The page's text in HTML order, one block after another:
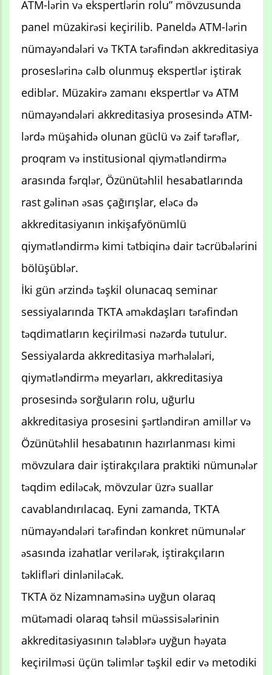
ATM-lərin və ekspertlərin rolu” mövzusunda
panel müzakirəsi keçirilib. Paneldə ATM-lərin
nümayəndələri və TKTA tərəfindən akkreditasiya
proseslərinə cəlb olunmuş ekspertlər iştirak
ediblər. Müzakirə zamanı ekspertlər və ATM
nümayəndələri akkreditasiya prosesində ATM-
lərdə müşahidə olunan güclü və zəif tərəflər,
proqram və institusional qiymətləndirmə
arasında fərqlər, Özünütəhlil hesabatlarında
rast gəlinən əsas çağırışlar, eləcə də
akkreditasiyanın inkişafyönümlü
qiymətləndirmə kimi tətbiqinə dair təcrübələrini
bölüşüblər.
İki gün ərzində təşkil olunacaq seminar
sessiyalarında TKTA əməkdaşları tərəfindən
təqdimatların keçirilməsi nəzərdə tutulur.
Sessiyalarda akkreditasiya mərhələləri,
qiymətləndirmə meyarları, akkreditasiya
prosesində sorğuların rolu, uğurlu
akkreditasiya prosesini şərtləndirən amillər və
Özünütəhlil hesabatının hazırlanması kimi
mövzulara dair iştirakçılara praktiki nümunələr
təqdim ediləcək, mövzular üzrə suallar
cavablandırılacaq. Eyni zamanda, TKTA
nümayəndələri tərəfindən konkret nümunələr
əsasında izahatlar verilərək, iştirakçıların
təklifləri dinləniləcək.
TKTA öz Nizamnaməsinə uyğun olaraq
mütəmadi olaraq təhsil müəssisələrinin
akkreditasiyasının tələblərə uyğun həyata
keçirilməsi üçün təlimlər təşkil edir və metodiki